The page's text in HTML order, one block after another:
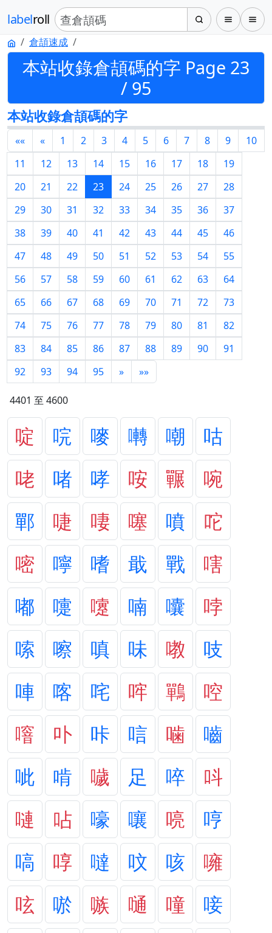
labelroll
倉頡速成
本站收錄倉頡碼的字 Page 23
/ 95
本站收錄倉頡碼的字
«« « 1 2 3 4 5 6 7 8 9
10
11
12 13 14 15 16 17 18
19
20
21 22 23 24 25 26 27
28
29
30 31 32 33 34 35 36
37
38
39 40 41 42 43 44 45
46
47
48 49 50 51 52 53 54
55
56
57 58 59 60 61 62 63
64
65
66 67 68 69 70 71 72
73
74
75 76 77 78 79 80 81
82
83
84 85 86 87 88 89 90
91
92
93 94 95 » »»
4401 至 4600
啶 唍 嘜 囀 嘲
咕
咾
啫 哮 咹 囅
啘
鄲
啑 啛 噻 噴
咜
嘧
嚀 嗜 戢 戰
嗐
嘟
嚏 嚔 喃 囔
哱
嗦
嚓 嗔 味 嘋
吱
唓
喀 咤 哰 鷤
啌
噾
卟 咔 唁 噛
嚙
呲
啃 噦 足 啐
呌
嗹
呫 嚎 嚷 喨
哼
嗃
啍 噠 呅 咳
噰
呟
唹 嗾 嗵 噇
唼